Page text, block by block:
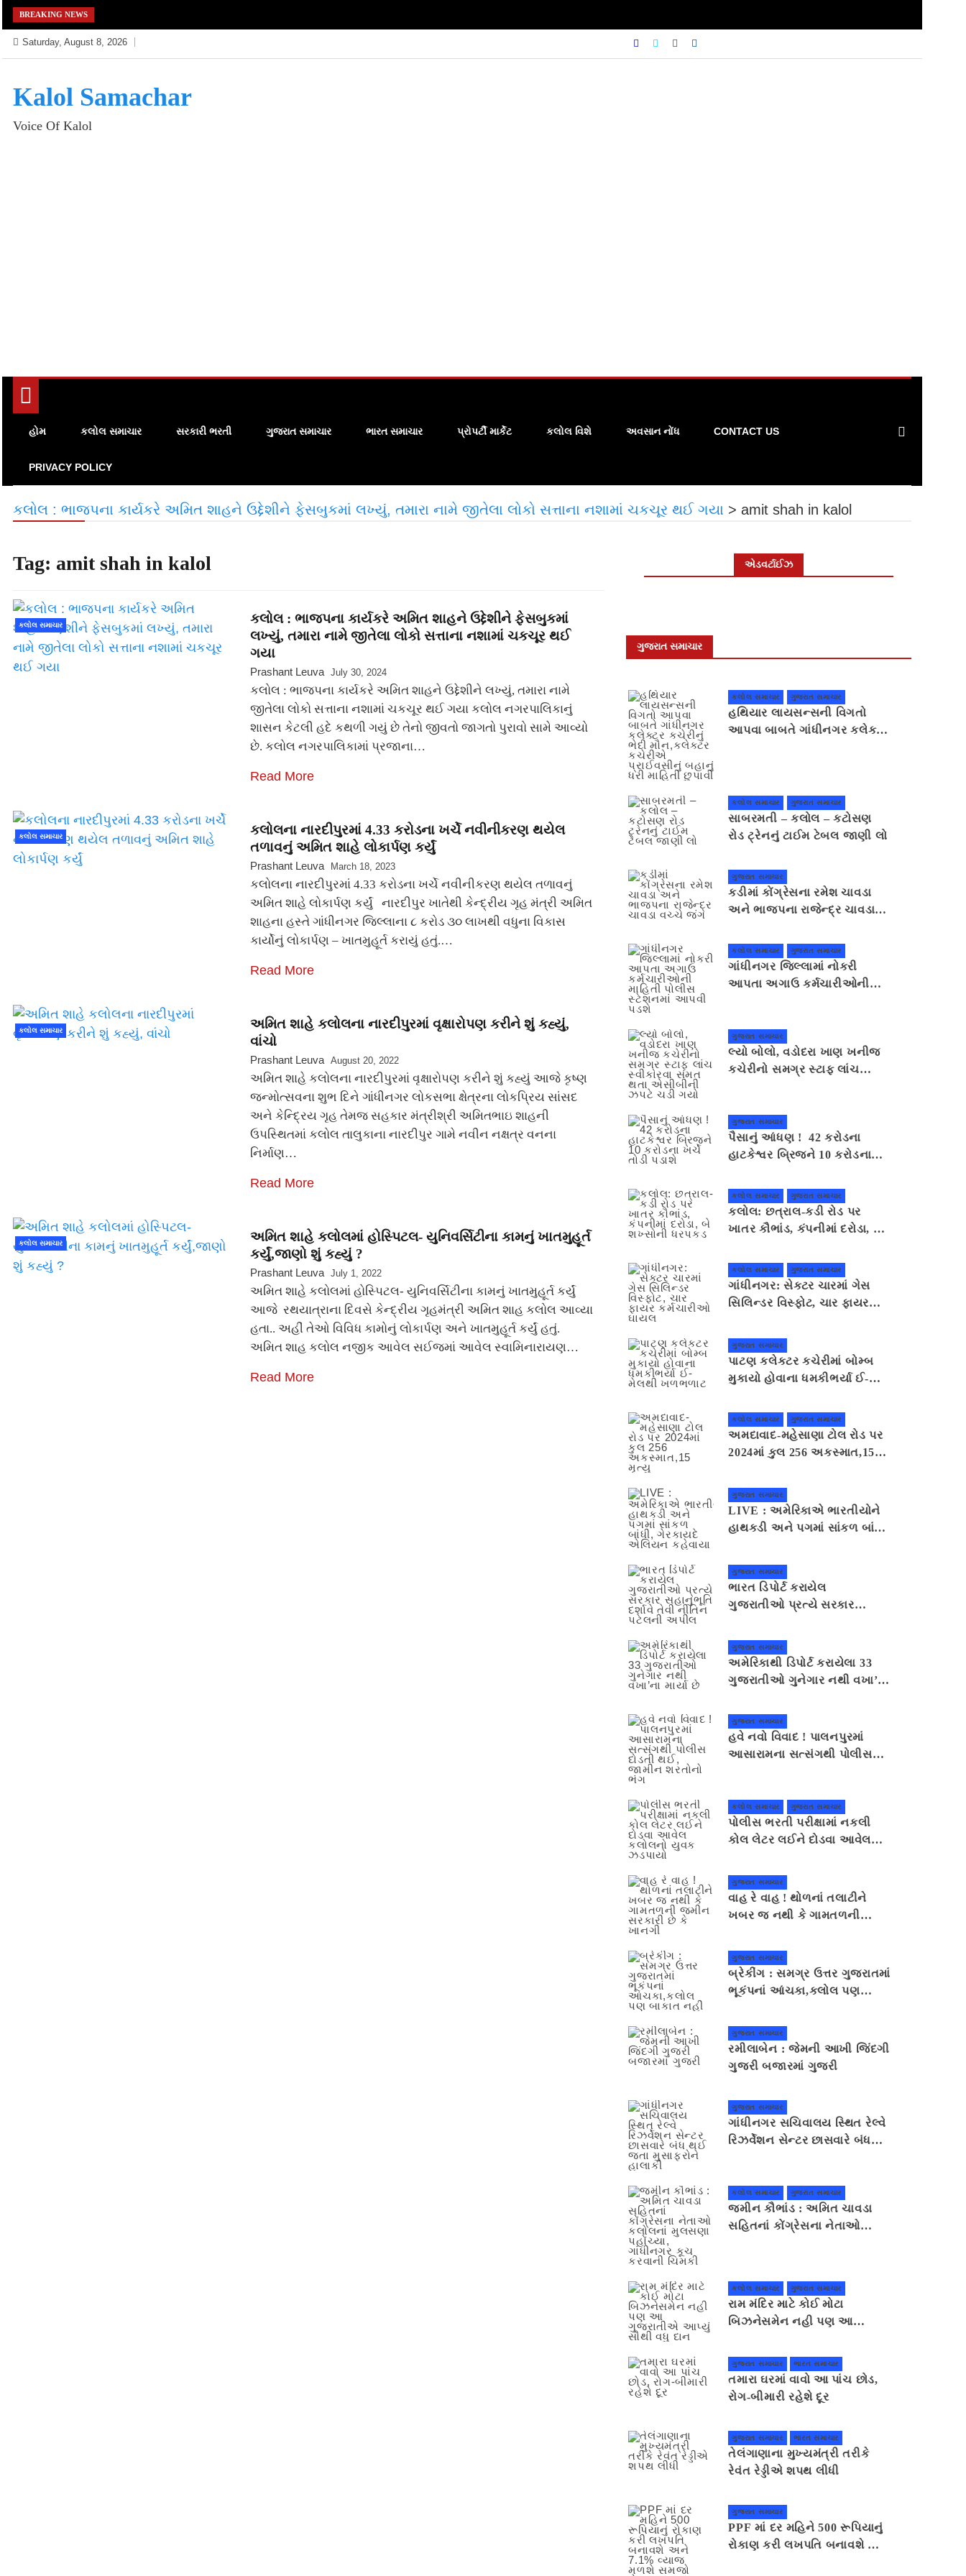
Skip
to
content
BREAKING NEWS
Saturday, August 8, 2026
Kalol Samachar
Voice Of Kalol
હોમ કલોલ સમાચાર સરકારી ભરતી ગુજરાત સમાચાર ભારત સમાચાર પ્રોપર્ટી માર્કેટ કલોલ વિશે અવસાન નોંધ CONTACT US
PRIVACY POLICY
કલોલ : ભાજપના કાર્યકરે અમિત શાહને ઉદ્દેશીને ફેસબુકમાં લખ્યું, તમારા નામે જીતેલા લોકો સત્તાના નશામાં ચકચૂર થઈ ગયા > amit shah in kalol
Tag: amit shah in kalol
કલોલ સમાચાર
કલોલ : ભાજપના કાર્યકરે અમિત શાહને ઉદ્દેશીને ફેસબુકમાં
લખ્યું, તમારા નામે જીતેલા લોકો સત્તાના નશામાં ચકચૂર થઈ
ગયા
Prashant Leuva July 30, 2024
કલોલ : ભાજપના કાર્યકરે અમિત શાહને ઉદ્દેશીને લખ્યું, તમારા નામે
જીતેલા લોકો સત્તાના નશામાં ચકચૂર થઈ ગયા કલોલ નગરપાલિકાનું
શાસન કેટલી હદે કથળી ગયું છે તેનો જીવતો જાગતો પુરાવો સામે આવ્યો
છે. કલોલ નગરપાલિકામાં પ્રજાના…
Read More
કલોલ સમાચાર
કલોલના નારદીપુરમાં 4.33 કરોડના ખર્ચે નવીનીકરણ થયેલ
તળાવનું અમિત શાહે લોકાર્પણ કર્યું
Prashant Leuva March 18, 2023
કલોલના નારદીપુરમાં 4.33 કરોડના ખર્ચે નવીનીકરણ થયેલ તળાવનું
અમિત શાહે લોકાર્પણ કર્યું નારદીપુર ખાતેથી કેન્દ્રીય ગૃહ મંત્રી અમિત
શાહના હસ્તે ગાંધીનગર જિલ્લાના ૮ કરોડ ૩૦ લાખથી વધુના વિકાસ
કાર્યોનું લોકાર્પણ – ખાતમુહૂર્ત કરાયું હતું.…
Read More
કલોલ સમાચાર
અમિત શાહે કલોલના નારદીપુરમાં વૃક્ષારોપણ કરીને શું કહ્યું,
વાંચો
Prashant Leuva August 20, 2022
અમિત શાહે કલોલના નારદીપુરમાં વૃક્ષારોપણ કરીને શું કહ્યું આજે કૃષ્ણ
જન્મોત્સવના શુભ દિને ગાંધીનગર લોકસભા ક્ષેત્રના લોકપ્રિય સાંસદ
અને કેન્દ્રિય ગૃહ તેમજ સહકાર મંત્રીશ્રી અમિતભાઇ શાહની
ઉપસ્થિતમાં કલોલ તાલુકાના નારદીપુર ગામે નવીન નક્ષત્ર વનના
નિર્માણ…
Read More
કલોલ સમાચાર
અમિત શાહે કલોલમાં હોસ્પિટલ- યુનિવર્સિટીના કામનું ખાતમુહૂર્ત
કર્યું,જાણો શું કહ્યું ?
Prashant Leuva July 1, 2022
અમિત શાહે કલોલમાં હોસ્પિટલ- યુનિવર્સિટીના કામનું ખાતમુહૂર્ત કર્યું
આજે રથયાત્રાના દિવસે કેન્દ્રીય ગૃહમંત્રી અમિત શાહ કલોલ આવ્યા
હતા.. અહીં તેઓ વિવિધ કામોનું લોકાર્પણ અને ખાતમુહૂર્ત કર્યું હતું.
અમિત શાહ કલોલ નજીક આવેલ સઈજમાં આવેલ સ્વામિનારાયણ…
Read More
એડવર્ટાઈઝ
ગુજરાત સમાચાર
કલોલ સમાચાર ગુજરાત સમાચાર
હથિયાર લાયસન્સની વિગતો
આપવા બાબતે ગાંધીનગર કલેક્ટર
કલોલ સમાચાર ગુજરાત સમાચાર
સાબરમતી – કલોલ – કટોસણ
રોડ ટ્રેનનું ટાઈમ ટેબલ જાણી લો
ગુજરાત સમાચાર
કડીમાં કોંગ્રેસના રમેશ ચાવડા
અને ભાજપના રાજેન્દ્ર ચાવડા
કલોલ સમાચાર ગુજરાત સમાચાર
ગાંધીનગર જિલ્લામાં નોકરી
આપતા અગાઉ કર્મચારીઓની
ગુજરાત સમાચાર
લ્યો બોલો, વડોદરા ખાણ ખનીજ
કચેરીનો સમગ્ર સ્ટાફ લાંચ
ગુજરાત સમાચાર
પૈસાનું આંધણ ! 42 કરોડના
હાટકેશ્વર બ્રિજને 10 કરોડના
કલોલ સમાચાર ગુજરાત સમાચાર
કલોલ: છત્રાલ-કડી રોડ પર
ખાતર કૌભાંડ, કંપનીમાં દરોડા, બે
કલોલ સમાચાર ગુજરાત સમાચાર
ગાંધીનગર: સેક્ટર ચારમાં ગેસ
સિલિન્ડર વિસ્ફોટ, ચાર ફાયર
ગુજરાત સમાચાર
પાટણ કલેકટર કચેરીમાં બોમ્બ
મુકાયો હોવાના ધમકીભર્યા ઈ-
કલોલ સમાચાર ગુજરાત સમાચાર
અમદાવાદ-મહેસાણા ટોલ રોડ પર
2024માં કુલ 256 અકસ્માત,15
ગુજરાત સમાચાર
LIVE : અમેરિકાએ ભારતીયોને
હાથકડી અને પગમાં સાંકળ બાંધી,
ગુજરાત સમાચાર
ભારત ડિપોર્ટ કરાયેલ
ગુજરાતીઓ પ્રત્યે સરકાર
પટેલની અપીલ
ગુજરાત સમાચાર
અમેરિકાથી ડિપોર્ટ કરાયેલા 33
ગુજરાતીઓ ગુનેગાર નથી વખા’ના
ગુજરાત સમાચાર
હવે નવો વિવાદ ! પાલનપુરમાં
આસારામના સત્સંગથી પોલીસ
કલોલ સમાચાર ગુજરાત સમાચાર
પોલીસ ભરતી પરીક્ષામાં નકલી
કોલ લેટર લઈને દોડવા આવેલ
ગુજરાત સમાચાર
વાહ રે વાહ ! થોળનાં તલાટીને
ખબર જ નથી કે ગામતળની
ગુજરાત સમાચાર
બ્રેકીંગ : સમગ્ર ઉત્તર ગુજરાતમાં
ભૂકંપનાં આંચકા,કલોલ પણ
ગુજરાત સમાચાર
રમીલાબેન : જેમની આખી જિંદગી
ગુજરી બજારમાં ગુજરી
ગુજરાત સમાચાર
ગાંધીનગર સચિવાલય સ્થિત રેલ્વે
રિઝર્વેશન સેન્ટર છાસવારે બંધ
કલોલ સમાચાર ગુજરાત સમાચાર
જમીન કૌભાંડ : અમિત ચાવડા
સહિતનાં કોંગ્રેસના નેતાઓ
કલોલ સમાચાર ગુજરાત સમાચાર
રામ મંદિર માટે કોઈ મોટા
બિઝનેસમેન નહી પણ આ
ગુજરાત સમાચાર ભારત સમાચાર
તમારા ઘરમાં વાવો આ પાંચ છોડ,
રોગ-બીમારી રહેશે દૂર
ગુજરાત સમાચાર ભારત સમાચાર
તેલંગાણાના મુખ્યમંત્રી તરીકે
રેવંત રેડ્ડીએ શપથ લીધી
ગુજરાત સમાચાર
PPF માં દર મહિને 500 રૂપિયાનું
રોકાણ કરી લખપતિ બનાવશે અને